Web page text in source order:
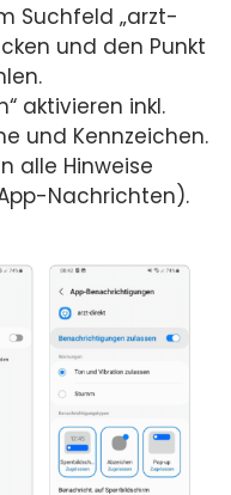
Suchfeld „arzt-
und den Punkt
aktivieren inkl.
und Kennzeichen.
alle Hinweise
Nachrichten).